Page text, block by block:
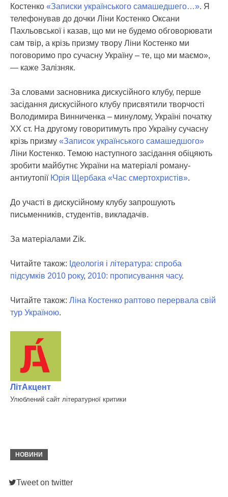
Костенко «Записки українського самашедшего…». Я
телефонував до дочки Ліни Костенко Оксани
Пахльовської і казав, що ми не будемо обговорювати
сам твір, а крізь призму твору Ліни Костенко ми
поговоримо про сучасну Україну – те, що ми маємо»,
— каже Залізняк.
За словами засновника дискусійного клубу, перше
засідання дискусійного клубу присвятили творчості
Володимира Винниченка – минулому, Україні початку
ХХ ст. На другому говоритимуть про Україну сучасну
крізь призму «Записок українського самашедшого»
Ліни Костенко. Темою наступного засідання обіцяють
зробити майбутнє України на матеріалі роману-
антиутопії Юрія Щербака «Час смертохристів».
До участі в дискусійному клубу запрошують
письменників, студентів, викладачів.
За матеріалами Zik.
Читайте також: Ідеологія і література: спроба
підсумків 2010 року, 2010: прописування часу.
Читайте також: Ліна Костенко раптово перервала свій
тур Україною.
ЛітАкцент
Улюблений сайт літературної критики
НОВИНИ
Tweet on twitter